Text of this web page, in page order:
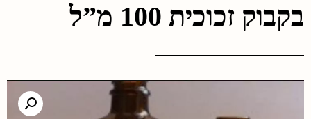
בקבוק זכוכית 100 מ”ל